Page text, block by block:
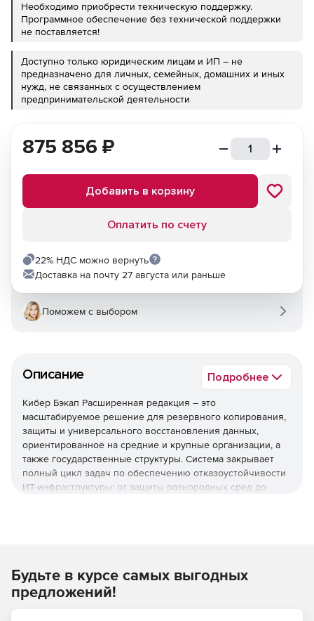
Необходимо приобрести техническую поддержку.
Программное обеспечение без технической поддержки
не поставляется!
Доступно только юридическим лицам и ИП – не
предназначено для личных, семейных, домашних и иных
нужд, не связанных с осуществлением
предпринимательской деятельности
Описание Подробнее
Кибер Бэкап Расширенная редакция – это
масштабируемое решение для резервного копирования,
защиты и универсального восстановления данных,
ориентированное на средние и крупные организации, а
также государственные структуры. Система закрывает
полный цикл задач по обеспечению отказоустойчивости
ИТ-инфраструктуры: от защиты разнородных сред до
быстрого восстановления данных и соответствия
регуляторным требованиям при оптимальной стоимости
владения.
875 856 ₽
Добавить в корзину
Оплатить по счету
22% НДС можно вернуть
Доставка на почту 27 августа или раньше
Поможем с выбором
Будьте в курсе самых выгодных
предложений!